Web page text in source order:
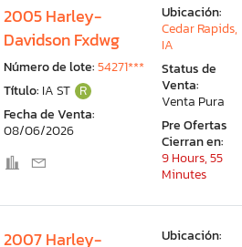
2005 Harley-
Davidson Fxdwg
Número de lote:54271***
Título: IA ST R
Fecha de Venta:
08/06/2026
Ubicación:
Cedar Rapids,
IA
Status de
Venta:
Venta Pura
Pre Ofertas
Cierran en:
9 Hours, 55
Minutes
2007 Harley-
Ubicación: